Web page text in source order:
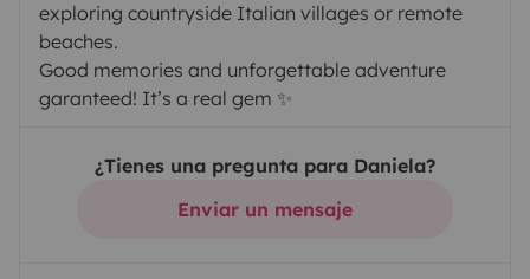
exploring countryside Italian villages or remote
beaches.
Good memories and unforgettable adventure
garanteed! It’s a real gem ✨
¿Tienes una pregunta para Daniela?
Enviar un mensaje